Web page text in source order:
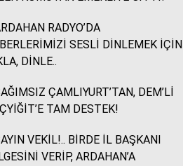
Murat Akkuş
Bin Yılların Kürt Efsanesi:
HUKUKÇU GÖZÜYLE
İSLAM DÜNYASININ
BUMERANGI
RADYO’DA
SESLİ DİNLEMEK İÇİN
DİNLE..
ÇAMLIYURT’TAN, DEM’Lİ
TAM DESTEK!
VEKİL!.. BİRDE İL BAŞKANI
VERİP, ARDAHAN’A